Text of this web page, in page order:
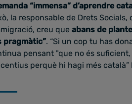
“immensa” d’aprendre
la responsable de Drets
creu que abans de
pragmàtic”. “Si un cop tu has
pensant "que no és
perquè hi hagi més